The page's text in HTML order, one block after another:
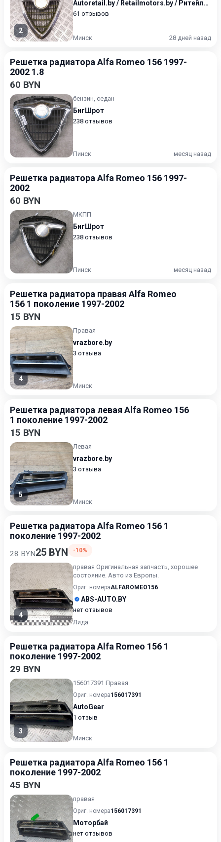
2
Autoretail.by / Retailmotors.by / Ритейлмоторс / Авторитейл
61 отзывов
Минск 28 дней назад
Решетка радиатора Alfa Romeo 156 1997-
2002 1.8
60 BYN
бензин, седан
БигШрот
238 отзывов
Пинск месяц назад
Решетка радиатора Alfa Romeo 156 1997-
2002
60 BYN
МКПП
БигШрот
238 отзывов
Пинск месяц назад
Решетка радиатора правая Alfa Romeo
156 1 поколение 1997-2002
15 BYN
4
Правая
vrazbore.by
3 отзыва
Минск
Решетка радиатора левая Alfa Romeo 156
1 поколение 1997-2002
15 BYN
5
Левая
vrazbore.by
3 отзыва
Минск
Решетка радиатора Alfa Romeo 156 1
поколение 1997-2002
28 BYN25 BYN -10%
4
правая Оригинальная запчасть, хорошее
состояние. Авто из Европы.
Ориг. номераALFAROMEO156
ABS-AUTO.BY
нет отзывов
Лида
Решетка радиатора Alfa Romeo 156 1
поколение 1997-2002
29 BYN
3
156017391 Правая
Ориг. номера156017391
AutoGear
1 отзыв
Минск
Решетка радиатора Alfa Romeo 156 1
поколение 1997-2002
45 BYN
правая
Ориг. номера156017391
Моторбай
нет отзывов